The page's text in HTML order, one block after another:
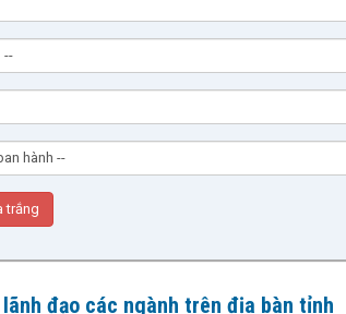
đạo các ngành trên địa bàn tỉnh